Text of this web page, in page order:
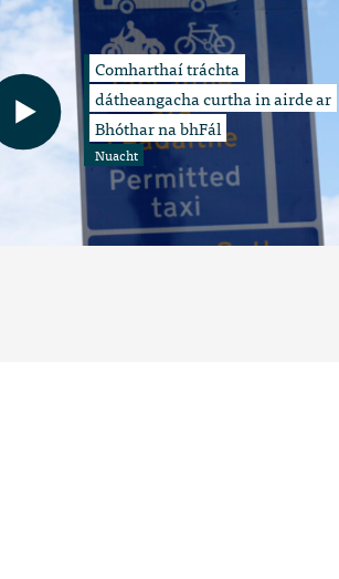
Comharthaí tráchta
dátheangacha curtha in airde ar
Bhóthar na bhFál
Nuacht